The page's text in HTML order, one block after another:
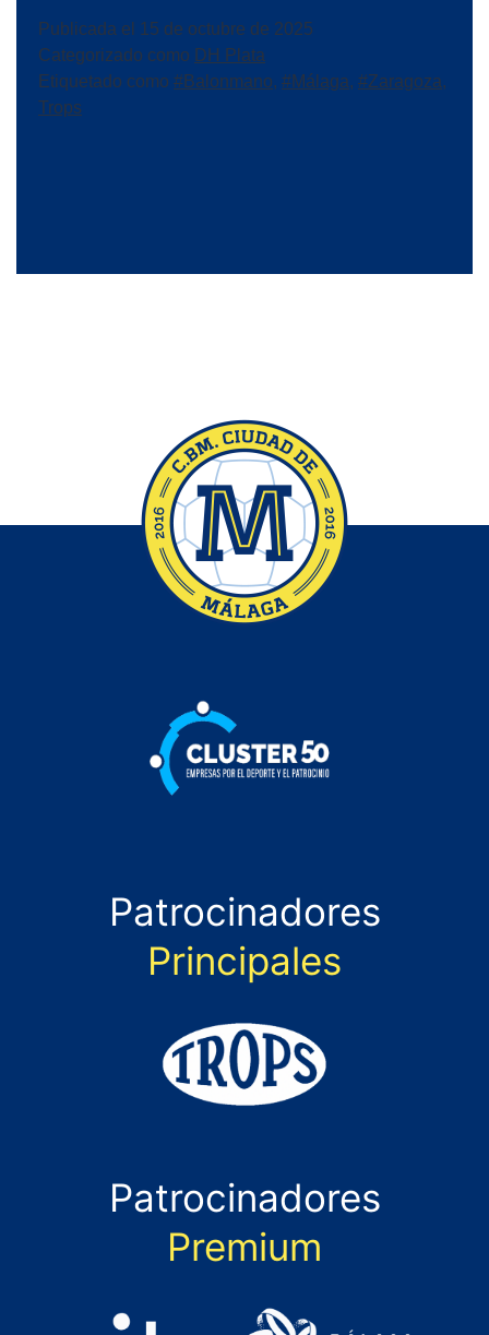
Publicada el
15 de octubre de 2025
Categorizado como DH Plata
Etiquetado como #Balonmano, #Málaga, #Zaragoza,
Trops
Patrocinadores
Principales
Patrocinadores
Premium